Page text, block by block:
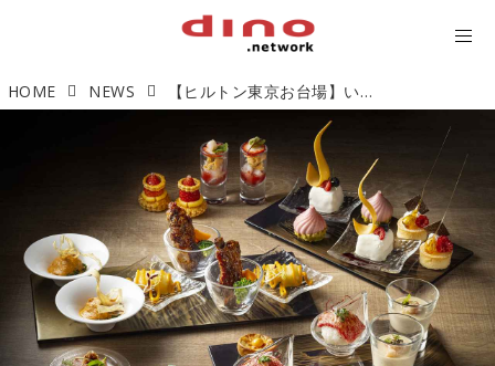
HOME NEWS 【ヒルトン東京お台場】いちご初めはヒルトンで！ 旬のいちごたっぷりの「ストロベリーアフタヌーンティー＆ハイティー」が今年も開催